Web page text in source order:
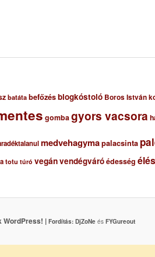
batáta befőzésblogkóstoló Boros István
gombagyors vacsora
medvehagymapalacsinta
totu túró vegánvendégváróédesség
WordPress! | Fordítás: DjZoNeés FYGureout